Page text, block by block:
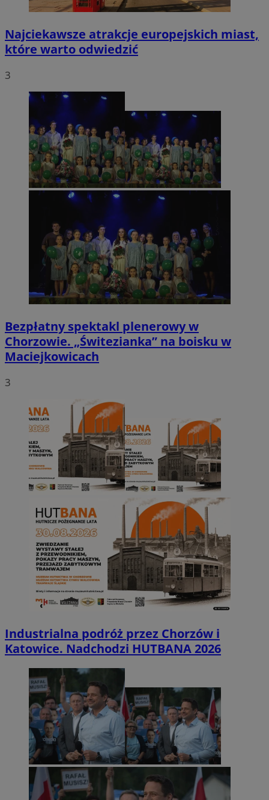
Najciekawsze atrakcje europejskich miast,
które warto odwiedzić
3
Bezpłatny spektakl plenerowy w
Chorzowie. „Świtezianka” na boisku w
Maciejkowicach
3
Industrialna podróż przez Chorzów i
Katowice. Nadchodzi HUTBANA 2026